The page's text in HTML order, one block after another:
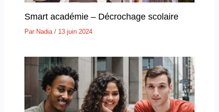
Smart académie – Décrochage scolaire
Par Nadia / 13 juin 2024